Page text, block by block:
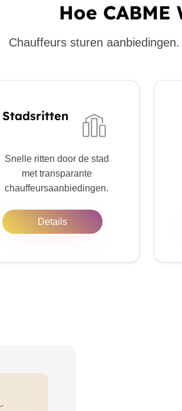
Hoe CABME
Chauffeurs sturen
Stadsritten
Snelle ritten door de stad
met transparante
chauffeursaanbiedingen.
Details